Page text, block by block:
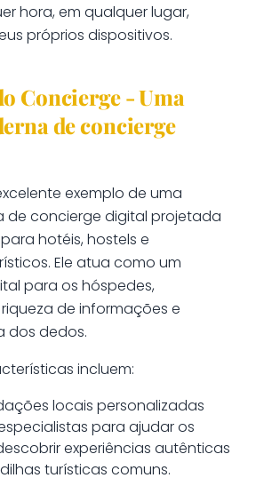
hora, em qualquer lugar,
próprios dispositivos.
Concierge - Uma
de concierge
exemplo de uma
de concierge digital projetada
hotéis, hostels e
Ele atua como um
para os hóspedes,
de informações e
dos dedos.
incluem:
locais personalizadas
para ajudar os
experiências autênticas
turísticas comuns.